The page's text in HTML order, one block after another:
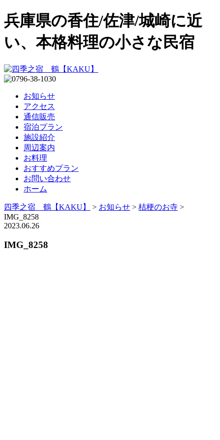
兵庫県の香住/佐津/城崎に近
い、本格料理の小さな民宿
お知らせ
アクセス
通信販売
宿泊プラン
施設紹介
周辺案内
お料理
おすすめプラン
お問い合わせ
ホーム
四季之宿 鶴【KAKU】 > お知らせ > 桔梗のお寺 >
IMG_8258
2023.06.26
IMG_8258